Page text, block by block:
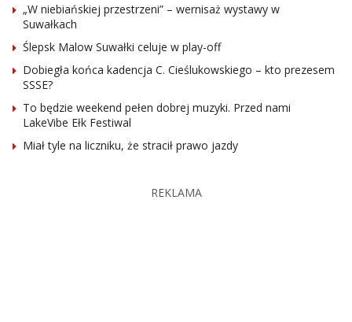
„W niebiańskiej przestrzeni” – wernisaż wystawy w
Suwałkach
Ślepsk Malow Suwałki celuje w play-off
Dobiegła końca kadencja C. Cieślukowskiego – kto prezesem
SSSE?
To będzie weekend pełen dobrej muzyki. Przed nami
LakeVibe Ełk Festiwal
Miał tyle na liczniku, że stracił prawo jazdy
REKLAMA